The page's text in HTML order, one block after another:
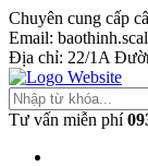
Chuyên cung cấp
Email:
Địa chỉ: 22/1A
Tư vấn miễn phí